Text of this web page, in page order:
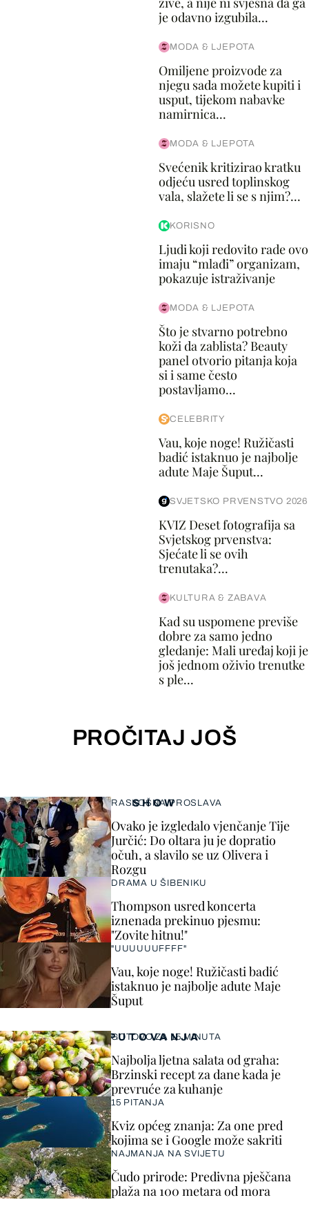
je odavno izgubila...
MODA & LJEPOTA
Omiljene proizvode za
njegu sada možete kupiti i
usput, tijekom nabavke
namirnica...
MODA & LJEPOTA
Svećenik kritizirao kratku
odjeću usred toplinskog
vala, slažete li se s njim?...
KORISNO
Ljudi koji redovito rade ovo
imaju “mlađi” organizam,
pokazuje istraživanje
MODA & LJEPOTA
Što je stvarno potrebno
koži da zablista? Beauty
panel otvorio pitanja koja
si i same često
postavljamo...
CELEBRITY
Vau, koje noge! Ružičasti
badić istaknuo je najbolje
adute Maje Šuput...
SVJETSKO PRVENSTVO 2026
KVIZ Deset fotografija sa
Svjetskog prvenstva:
Sjećate li se ovih
trenutaka?...
KULTURA & ZABAVA
Kad su uspomene previše
dobre za samo jedno
gledanje: Mali uređaj koji je
još jednom oživio trenutke
s ple...
PROČITAJ JOŠ
SHOW
RASKOŠNA PROSLAVA
Ovako je izgledalo vjenčanje Tije
Jurčić: Do oltara ju je dopratio
očuh, a slavilo se uz Olivera i
Rozgu
DRAMA U ŠIBENIKU
Thompson usred koncerta
iznenada prekinuo pjesmu:
"Zovite hitnu!"
"UUUUUUFFFF"
Vau, koje noge! Ružičasti badić
istaknuo je najbolje adute Maje
Šuput
PUTOVANJA
GOTOVO ZA 15 MINUTA
Najbolja ljetna salata od graha:
Brzinski recept za dane kada je
prevruće za kuhanje
15 PITANJA
Kviz općeg znanja: Za one pred
kojima se i Google može sakriti
NAJMANJA NA SVIJETU
Čudo prirode: Predivna pješčana
plaža na 100 metara od mora